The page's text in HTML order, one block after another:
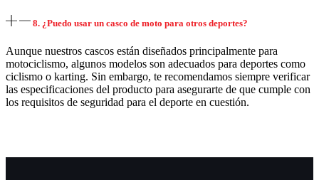
8. ¿Puedo usar un casco de moto para otros deportes?
Aunque nuestros cascos están diseñados principalmente para
motociclismo, algunos modelos son adecuados para deportes como
ciclismo o karting. Sin embargo, te recomendamos siempre verificar
las especificaciones del producto para asegurarte de que cumple con
los requisitos de seguridad para el deporte en cuestión.